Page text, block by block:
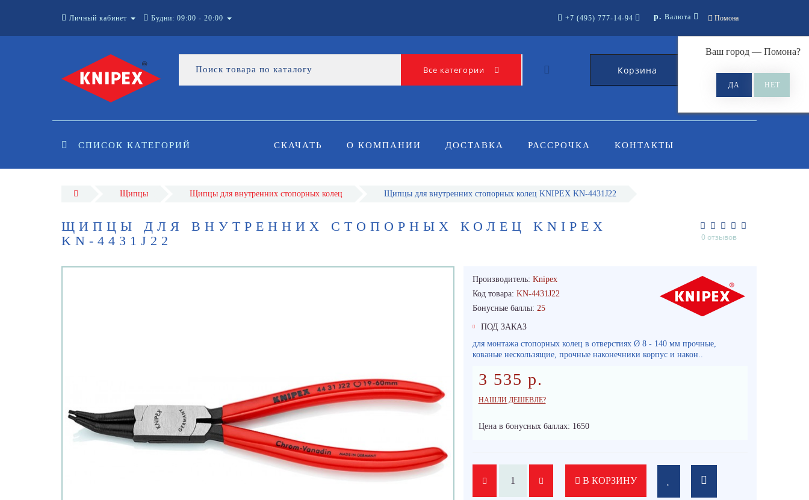
Личный кабинет Будни: 09:00 - 20:00 Помона
Ваш город — Помона?
+7 (495) 777-14-94 р. Валюта
Все категории Корзина 0
СПИСОК КАТЕГОРИЙ СКАЧАТЬ О КОМПАНИИ ДОСТАВКА РАССРОЧКА КОНТАКТЫ
Щипцы Щипцы для внутренних стопорных колец Щипцы для внутренних стопорных колец KNIPEX KN-4431J22
ЩИПЦЫ ДЛЯ ВНУТРЕННИХ СТОПОРНЫХ КОЛЕЦ KNIPEX
KN-4431J22
0 отзывов
Производитель: Knipex
Код товара: KN-4431J22
Бонусные баллы: 25
ПОД ЗАКАЗ
для монтажа стопорных колец в отверстиях Ø 8 - 140 мм прочные,
кованые нескользящие, прочные наконечники корпус и након..
3 535 р.
НАШЛИ ДЕШЕВЛЕ?
Цена в бонусных баллах: 1650
В КОРЗИНУ